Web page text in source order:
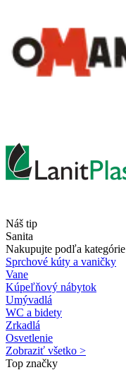
Náš tip
Sanita
Nakupujte podľa kategórie
Sprchové kúty a vaničky
Vane
Kúpeľňový nábytok
Umývadlá
WC a bidety
Zrkadlá
Osvetlenie
Zobraziť všetko >
Top značky